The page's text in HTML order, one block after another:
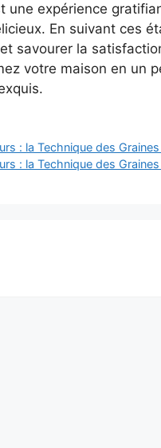
une expérience
En suivant ces
savourer la
votre maison en un
: la Technique des Graines
: la Technique des Graines